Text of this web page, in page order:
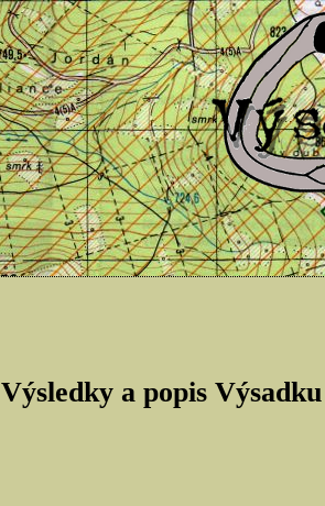
Výsledky a popis Výsadku